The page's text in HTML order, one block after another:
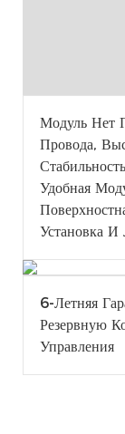
Модуль Нет
Провода,
Удобная
Установка И
6-Летняя
Резервную
Управления